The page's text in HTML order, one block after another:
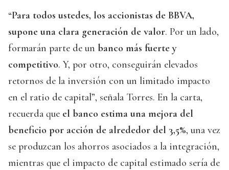
“Para todos ustedes, los accionistas de BBVA,
supone una clara generación de valor. Por un lado,
formarán parte de un banco más fuerte y
competitivo. Y, por otro, conseguirán elevados
retornos de la inversión con un limitado impacto
en el ratio de capital”, señala Torres. En la carta,
recuerda que el banco estima una mejora del
beneficio por acción de alrededor del 3,5%, una vez
se produzcan los ahorros asociados a la integración,
mientras que el impacto de capital estimado sería de